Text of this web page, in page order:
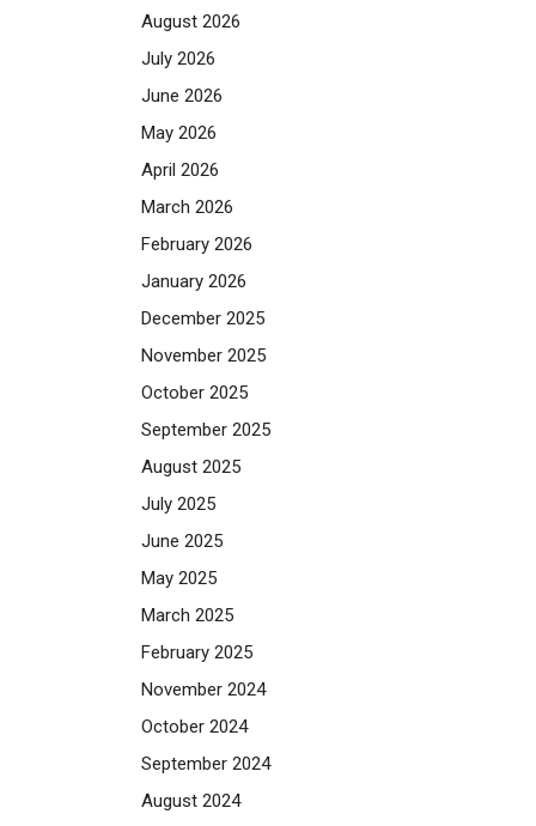
August 2026
July 2026
June 2026
May 2026
April 2026
March 2026
February 2026
January 2026
December 2025
November 2025
October 2025
September 2025
August 2025
July 2025
June 2025
May 2025
March 2025
February 2025
November 2024
October 2024
September 2024
August 2024